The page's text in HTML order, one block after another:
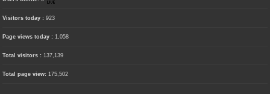
Visitors today :923
Page views today : 1,058
Total visitors : 137,139
Total page view: 175,502